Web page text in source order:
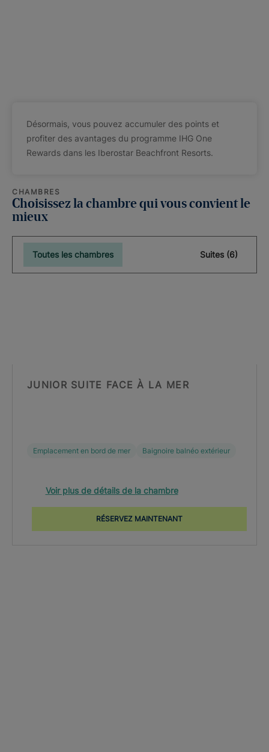
Désormais, vous pouvez accumuler des points et
profiter des avantages du programme IHG One
Rewards dans les Iberostar Beachfront Resorts.
CHAMBRES
Choisissez la chambre qui vous convient le
mieux
Toutes les chambres Suites (6)
JUNIOR SUITE FACE À LA MER
Emplacement en bord de mer Baignoire balnéo extérieur
Voir plus de détails de la chambre
RÉSERVEZ MAINTENANT